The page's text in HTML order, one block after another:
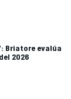
Briatore evalúa
2026